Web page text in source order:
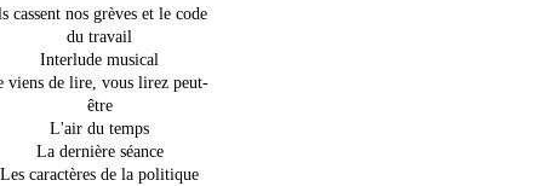
cassent nos grèves et le code
du travail
Interlude musical
viens de lire, vous lirez peut-
être
L'air du temps
La dernière séance
Les caractères de la politique